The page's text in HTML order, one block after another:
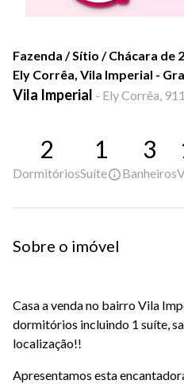
Fazenda / Sítio / Chácara de
Ely Corrêa, Vila Imperial -
Vila Imperial - Ely Corrêa,
2
Dormitórios
1
Suíte
3
Banheiros
Sobre o imóvel
Casa a venda no bairro Vila
dormitórios incluindo 1 suíte,
localização!!
Apresentamos esta